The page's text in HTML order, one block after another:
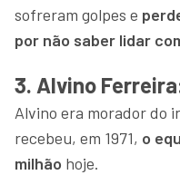
sofreram golpes e
por não saber lidar
3. Alvino
Alvino era morador do
recebeu, em 1971, o
milhão hoje.